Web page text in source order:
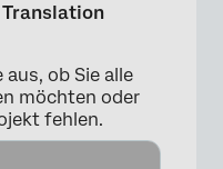
Translation
ob Sie alle
möchten oder
fehlen.